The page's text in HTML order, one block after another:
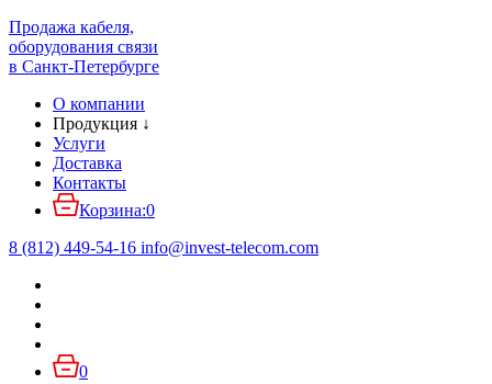
Продажа кабеля,
оборудования связи
в Санкт-Петербурге
О компании
Продукция ↓
Услуги
Доставка
Контакты
Корзина:0
8 (812) 449-54-16 info@invest-telecom.com
0